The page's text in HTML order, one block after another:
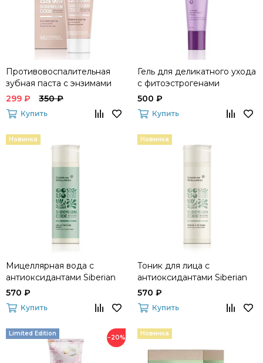
Противовоспалительная
зубная паста с энзимами
для профилактики
заболеваний пародонта
Siberian Code
299 ₽ 350 ₽
Купить
Гель для деликатного ухода
с фитоэстрогенами
CHRONOLONG Women's
Beauty
500 ₽
Купить
Новинка
Мицеллярная вода с
антиоксидантами Siberian
Code
570 ₽
Купить
Новинка
Тоник для лица с
антиоксидантами Siberian
Code
570 ₽
Купить
Limited Edition
−20%
Новинка